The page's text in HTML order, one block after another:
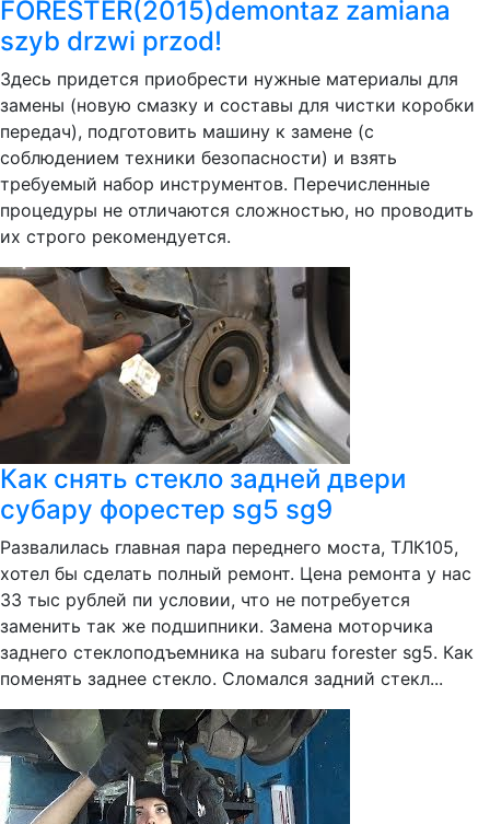
FORESTER(2015)demontaz zamiana
szyb drzwi przod!
Здесь придется приобрести нужные материалы для
замены (новую смазку и составы для чистки коробки
передач), подготовить машину к замене (с
соблюдением техники безопасности) и взять
требуемый набор инструментов. Перечисленные
процедуры не отличаются сложностью, но проводить
их строго рекомендуется.
Как снять стекло задней двери
субару форестер sg5 sg9
Развалилась главная пара переднего моста, ТЛК105,
хотел бы сделать полный ремонт. Цена ремонта у нас
33 тыс рублей пи условии, что не потребуется
заменить так же подшипники. Замена моторчика
заднего стеклоподъемника на subaru forester sg5. Как
поменять заднее стекло. Сломался задний стекл...